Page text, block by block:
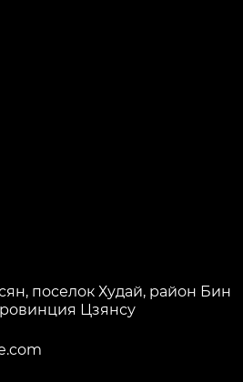
поселок Худай, район Бин
Цзянсу